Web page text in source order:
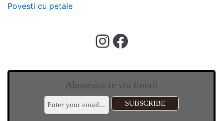
Povesti cu petale
Aboneaza-te via Email